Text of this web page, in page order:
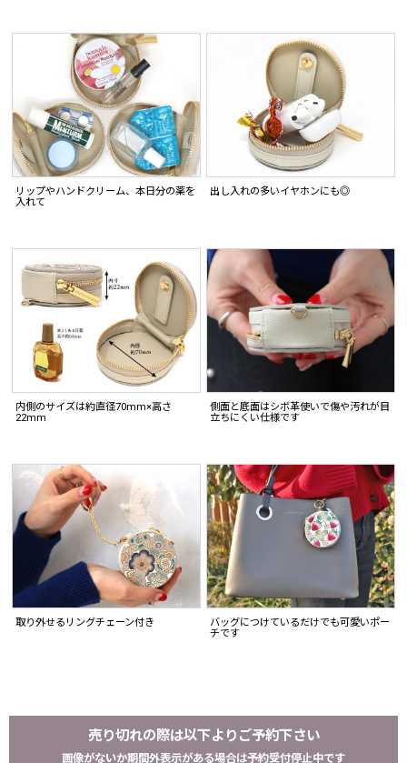
リップやハンドクリーム、本日分の薬を
入れて
出し入れの多いイヤホンにも◎
内側のサイズは約直径70mm×高さ
22mm
側面と底面はシボ革使いで傷や汚れが目
立ちにくい仕様です
取り外せるリングチェーン付き
バッグにつけているだけでも可愛いポー
チです
売り切れの際は以下よりご予約下さい
画像がないか期間外表示がある場合は予約受付停止中です